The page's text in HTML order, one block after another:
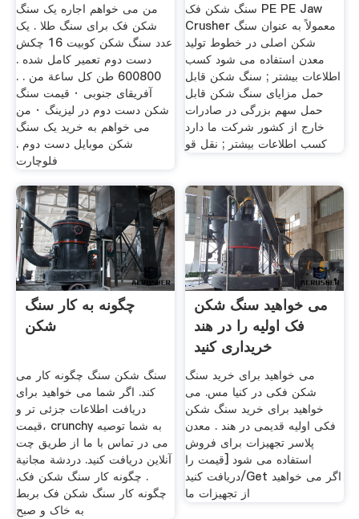
من می خواهم اجاره یک سنگ
شکن فک برای سنگ طلا . یک
عدد سنگ شکن کوبیت 16 چکش
دست دوم تعمیر کامل شده .
600800 طن كل ساعة من . .
آفریقای جنوبی · قیمت سنگ
شکن دست دوم در لیزینگ · من
می خواهم به خرید یک سنگ
شکن موبایل دست دوم .
فلوچارت
سنگ شکن فک PE PE Jaw
Crusher معمولاً به عنوان سنگ
شکن اصلی در خطوط تولید
معدن استفاده می شود کسب
اطلاعات بیشتر ; سنگ شکن قابل
حمل مزایای سنگ شکن قابل
حمل سهم بزرگی در صادرات
خارج از کشور شرکت ما دارد
کسب اطلاعات بیشتر ; نقل قو
چگونه به کار سنگ
شکن
سنگ شکن سنگ چگونه کار می
کند. اگر شما می خواهید برای
دریافت اطلاعات جزئی تر و
قیمت، crunchy به شما توصیه
می در تماس با ما از طریق چت
آنلاین دریافت کنید. دردشة مجانية
. چگونه کار سنگ شکن فک.
چگونه کار سنگ شکن فک بربط
به خاک و صبح
می خواهید سنگ شکن
فک اولیه را در هند
خریداری کنید
می خواهید برای خرید سنگ
شکن فکی در کنیا مس. می
خواهید برای خرید سنگ شکن
فکی اولیه قدیمی در هند . معدن
پلاسر تجهیزات برای فروش
استفاده می شود [قیمت را
دریافت کنید/Get اگر می خواهید
از تجهیزات ما